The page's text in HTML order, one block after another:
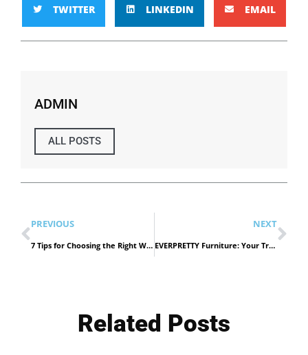
TWITTER LINKEDIN EMAIL
ADMIN
ALL POSTS
PREVIOUS
7 Tips for Choosing the Right Web Design Company in Dubai
NEXT
EVERPRETTY Furniture: Your Trusted School Lab Table Supplier
Related Posts